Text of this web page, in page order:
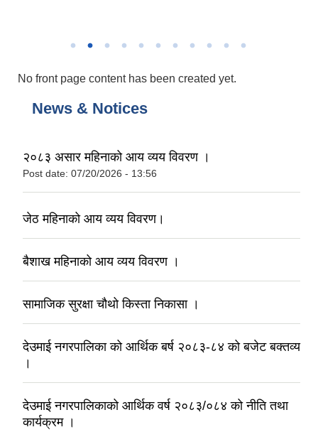
No front page content has been created yet.
News & Notices
२०८३ असार महिनाको आय व्यय विवरण ।
Post date: 07/20/2026 - 13:56
जेठ महिनाको आय व्यय विवरण।
बैशाख महिनाको आय व्यय विवरण ।
सामाजिक सुरक्षा चौथो किस्ता निकासा ।
देउमाई नगरपालिका को आर्थिक बर्ष २०८३-८४ को बजेट बक्तव्य
।
देउमाई नगरपालिकाको आर्थिक वर्ष २०८३/०८४ को नीति तथा
कार्यक्रम ।